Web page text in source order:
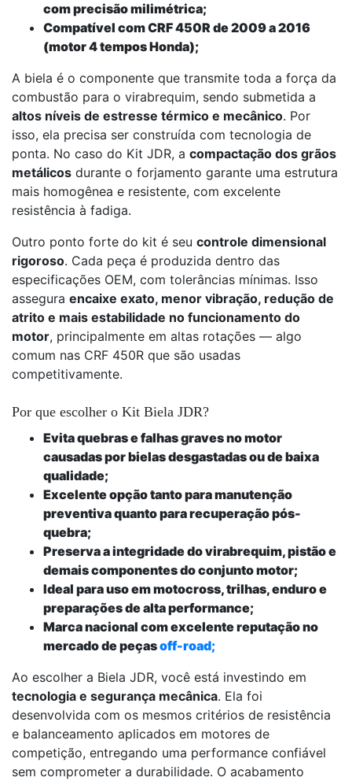
com precisão milimétrica;
Compatível com CRF 450R de 2009 a 2016
(motor 4 tempos Honda);
A biela é o componente que transmite toda a força da
combustão para o virabrequim, sendo submetida a
altos níveis de estresse térmico e mecânico. Por
isso, ela precisa ser construída com tecnologia de
ponta. No caso do Kit JDR, a compactação dos grãos
metálicos durante o forjamento garante uma estrutura
mais homogênea e resistente, com excelente
resistência à fadiga.
Outro ponto forte do kit é seu controle dimensional
rigoroso. Cada peça é produzida dentro das
especificações OEM, com tolerâncias mínimas. Isso
assegura encaixe exato, menor vibração, redução de
atrito e mais estabilidade no funcionamento do
motor, principalmente em altas rotações — algo
comum nas CRF 450R que são usadas
competitivamente.
Por que escolher o Kit Biela JDR?
Evita quebras e falhas graves no motor
causadas por bielas desgastadas ou de baixa
qualidade;
Excelente opção tanto para manutenção
preventiva quanto para recuperação pós-
quebra;
Preserva a integridade do virabrequim, pistão e
demais componentes do conjunto motor;
Ideal para uso em motocross, trilhas, enduro e
preparações de alta performance;
Marca nacional com excelente reputação no
mercado de peçasoff-road;
Ao escolher a Biela JDR, você está investindo em
tecnologia e segurança mecânica. Ela foi
desenvolvida com os mesmos critérios de resistência
e balanceamento aplicados em motores de
competição, entregando uma performance confiável
sem comprometer a durabilidade. O acabamento